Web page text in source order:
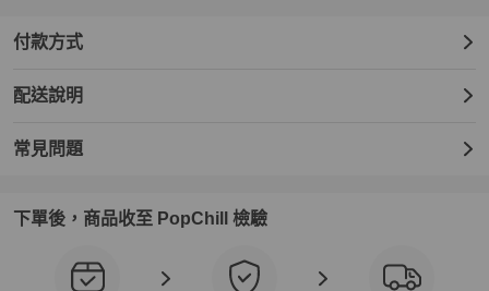
鏡片寬度 51 mm｜鏡片高度 40 mm
鼻樑寬度 16 mm｜鏡腳長度 140 mm
商品配件
原廠防塵袋｜保養卡｜原廠收納盒
付款方式
配送說明
常見問題
下單後，商品收至 PopChill 檢驗